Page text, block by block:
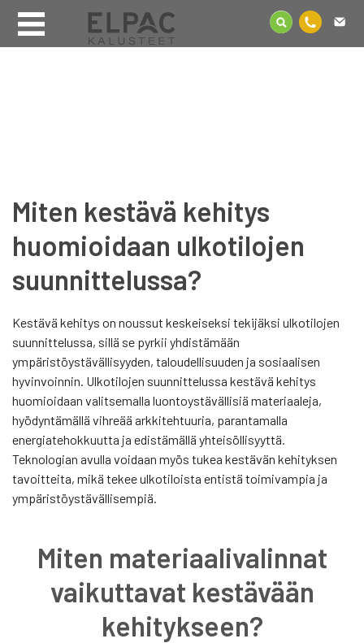
Miten kestävä kehitys
huomioidaan ulkotilojen
suunnittelussa?
Kestävä kehitys on noussut keskeiseksi tekijäksi ulkotilojen
suunnittelussa, sillä se pyrkii yhdistämään
ympäristöystävällisyyden, taloudellisuuden ja sosiaalisen
hyvinvoinnin. Ulkotilojen suunnittelussa kestävä kehitys
huomioidaan valitsemalla luontoystävällisiä materiaaleja,
hyödyntämällä vihreää arkkitehtuuria, parantamalla
energiatehokkuutta ja edistämällä yhteisöllisyyttä.
Teknologian avulla voidaan myös tukea kestävän kehityksen
tavoitteita, mikä tekee ulkotiloista entistä toimivampia ja
ympäristöystävällisempiä.
Miten materiaalivalinnat
vaikuttavat kestävään
kehitykseen?